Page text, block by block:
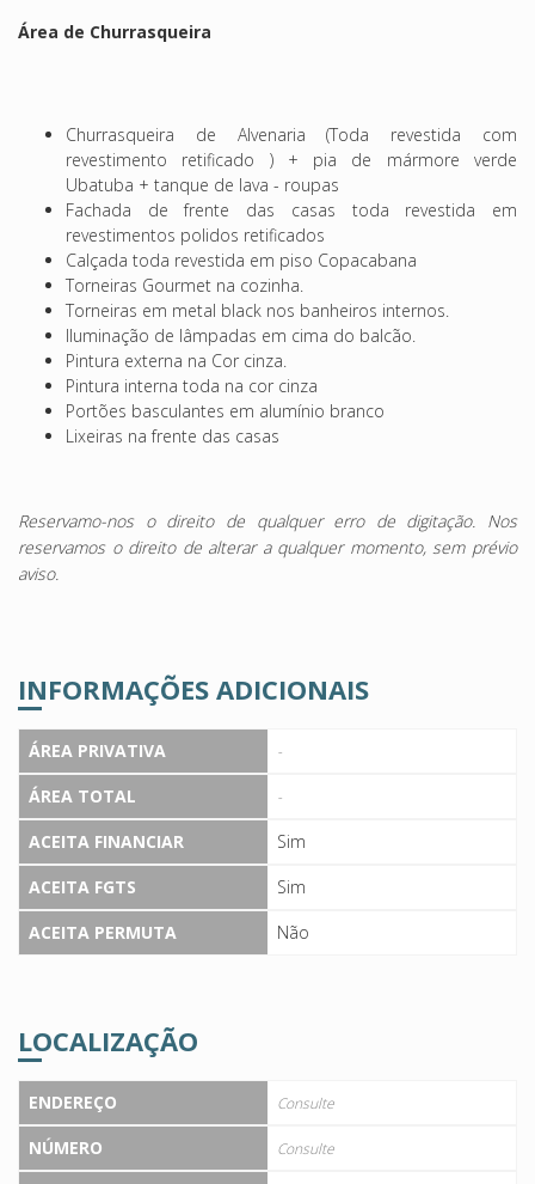
Área de Churrasqueira
Churrasqueira de Alvenaria (Toda revestida com
revestimento retificado ) + pia de mármore verde
Ubatuba + tanque de lava - roupas
Fachada de frente das casas toda revestida em
revestimentos polidos retificados
Calçada toda revestida em piso Copacabana
Torneiras Gourmet na cozinha.
Torneiras em metal black nos banheiros internos.
Iluminação de lâmpadas em cima do balcão.
Pintura externa na Cor cinza.
Pintura interna toda na cor cinza
Portões basculantes em alumínio branco
Lixeiras na frente das casas
Reservamo-nos o direito de qualquer erro de digitação. Nos
reservamos o direito de alterar a qualquer momento, sem prévio
aviso.
INFORMAÇÕES ADICIONAIS
ÁREA PRIVATIVA -
ÁREA TOTAL -
ACEITA FINANCIAR
Sim
ACEITA FGTS
Sim
ACEITA PERMUTA
Não
LOCALIZAÇÃO
ENDEREÇO Consulte
NÚMERO Consulte